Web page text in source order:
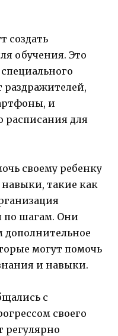
создать
обучения. Это
раздражителей,
и
расписания для
своему ребенку
такие как
по шагам. Они
дополнительное
могут помочь
и навыки.
с
своего
регулярно